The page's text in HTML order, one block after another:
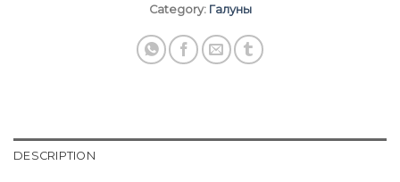
Category: Галуны
DESCRIPTION